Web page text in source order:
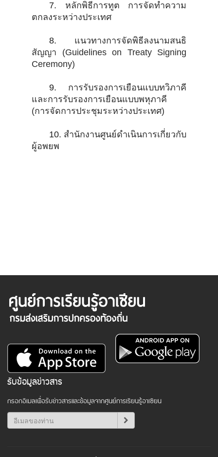
7. หลักพิธีการทูต การจัดทำความ
ตกลงระหว่างประเทศ
8. แนวทางการจัดพิธีลงนามสนธิ
สัญญา (Guidelines on Treaty Signing
Ceremony)
9. การรับรองการเยือนแบบทวิภาคี
และการรับรองการเยือนแบบพหุภาคี
(การจัดการประชุมระหว่างประเทศ)
10. สำนักงานศูนย์ดำเนินการเกี่ยวกับ
ผู้อพยพ
รับข้อมูลข่าวสาร
กรอกอีเมลเพื่อรับข่าวสารและข้อมูลจากศูนย์การเรียนรู้อาเซียน